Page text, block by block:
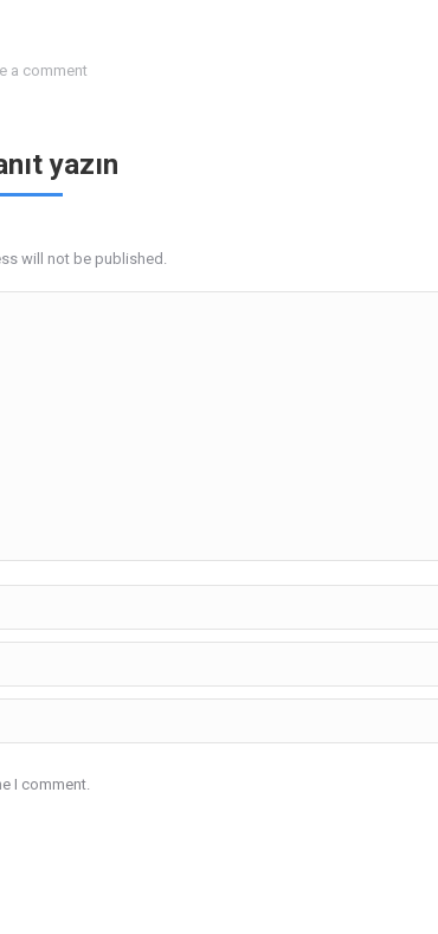
a comment
yazın
will not be published.
I comment.